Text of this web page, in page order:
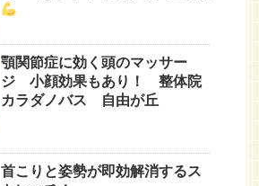
顎関節症に効く頭のマッサー
ジ 小顔効果もあり！ 整体院
カラダノバス 自由が丘
首こりと姿勢が即効解消するス